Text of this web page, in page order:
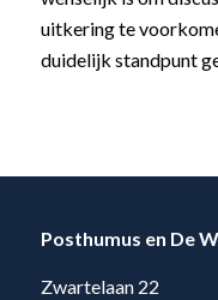
uitkering te
duidelijk standpunt
Posthumus en De
Zwartelaan 22